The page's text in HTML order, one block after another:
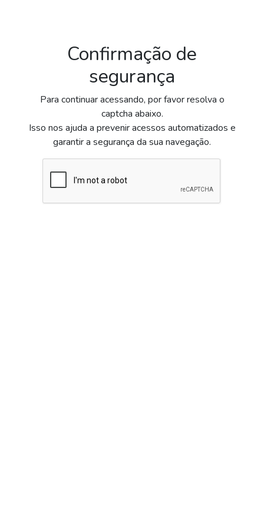
Confirmação de
segurança
Para continuar acessando, por favor resolva o
captcha abaixo.
Isso nos ajuda a prevenir acessos automatizados e
garantir a segurança da sua navegação.